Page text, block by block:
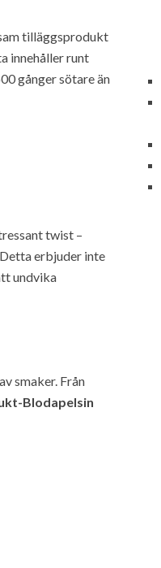
tilläggsprodukt
innehåller runt
gånger sötare än
twist –
erbjuder inte
undvika
smaker. Från
Blodapelsin